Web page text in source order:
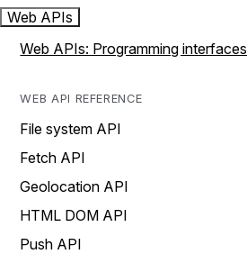
Web APIs
Web APIs: Programming interfaces
WEB API REFERENCE
File system API
Fetch API
Geolocation API
HTML DOM API
Push API